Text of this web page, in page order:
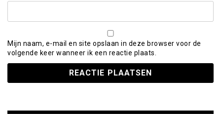
Mijn naam, e-mail en site opslaan in deze browser voor de
volgende keer wanneer ik een reactie plaats.